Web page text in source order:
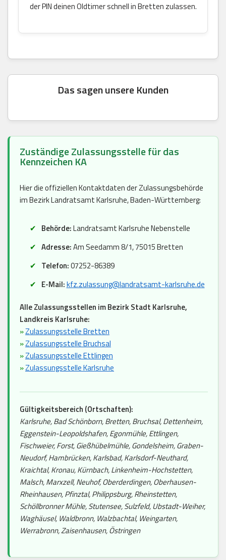
der PIN deinen Oldtimer schnell in Bretten zulassen.
Das sagen unsere Kunden
Zuständige Zulassungsstelle für das
Kennzeichen KA
Hier die offiziellen Kontaktdaten der Zulassungsbehörde
im Bezirk Landratsamt Karlsruhe, Baden-Württemberg:
Behörde:Landratsamt Karlsruhe Nebenstelle
Adresse:Am Seedamm 8/1, 75015 Bretten
Telefon:07252-86389
E-Mail:kfz.zulassung@landratsamt-karlsruhe.de
Alle Zulassungsstellen im Bezirk Stadt Karlsruhe,
Landkreis Karlsruhe:
»Zulassungsstelle Bretten
»Zulassungsstelle Bruchsal
»Zulassungsstelle Ettlingen
»Zulassungsstelle Karlsruhe
Gültigkeitsbereich (Ortschaften):
Karlsruhe, Bad Schönborn, Bretten, Bruchsal, Dettenheim,
Eggenstein-Leopoldshafen, Egonmühle, Ettlingen,
Fischweier, Forst, Gießhübelmühle, Gondelsheim, Graben-
Neudorf, Hambrücken, Karlsbad, Karlsdorf-Neuthard,
Kraichtal, Kronau, Kürnbach, Linkenheim-Hochstetten,
Malsch, Marxzell, Neuhof, Oberderdingen, Oberhausen-
Rheinhausen, Pfinztal, Philippsburg, Rheinstetten,
Schöllbronner Mühle, Stutensee, Sulzfeld, Ubstadt-Weiher,
Waghäusel, Waldbronn, Walzbachtal, Weingarten,
Werrabronn, Zaisenhausen, Östringen